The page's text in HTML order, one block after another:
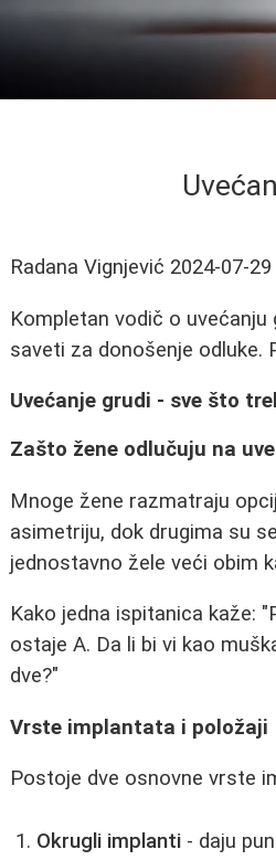
Radana Vignjević 2024-07-29
Kompletan vodič o
saveti za donošenje
Uvećanje grudi - sve što
Zašto žene odlučuju na
Mnoge žene razmatraju
asimetriju, dok drugima su
jednostavno žele veći obim
Kako jedna ispitanica kaže:
ostaje A. Da li bi vi kao
dve?"
Vrste implantata i položaji
Postoje dve osnovne vrste
Okrugli implanti - daju